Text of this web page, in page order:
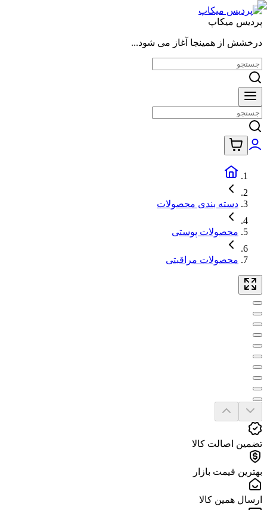
پردیس میکاپ
درخشش از همینجا آغاز می شود...
دسته بندی محصولات
محصولات پوستی
محصولات مراقبتی
تضمین اصالت کالا
بهترین قیمت بازار
ارسال همین کالا